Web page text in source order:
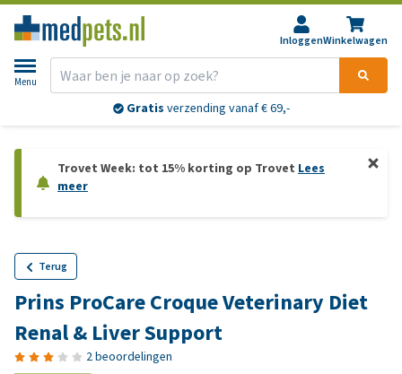
InloggenWinkelwagen
Menu
Gratis verzending vanaf € 69,-
Trovet Week: tot 15% korting op Trovet Lees
meer
Terug
Prins ProCare Croque Veterinary Diet
Renal & Liver Support
2 beoordelingen